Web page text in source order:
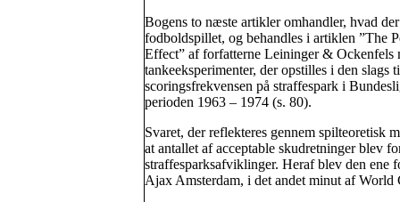
Bogens to næste artikler omhandler, hvad
fodboldspillet, og behandles i artiklen ”The
Effect” af forfatterne Leininger & Ockenfels
tankeeksperimenter, der opstilles i den
scoringsfrekvensen på straffespark i
perioden 1963 – 1974 (s. 80).
Svaret, der reflekteres gennem spilteoretisk
at antallet af acceptable skudretninger blev
straffesparksafviklinger. Heraf blev den ene
Ajax Amsterdam, i det andet minut af